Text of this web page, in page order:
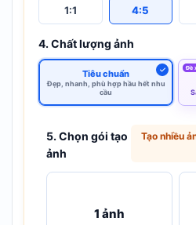
1:1 4:5
4. Chất lượng ảnh
Tiêu chuẩn
Đẹp, nhanh, phù hợp hầu hết nhu
cầu
Đề
5. Chọn gói tạo
ảnh
Tạo nhiều
1 ảnh